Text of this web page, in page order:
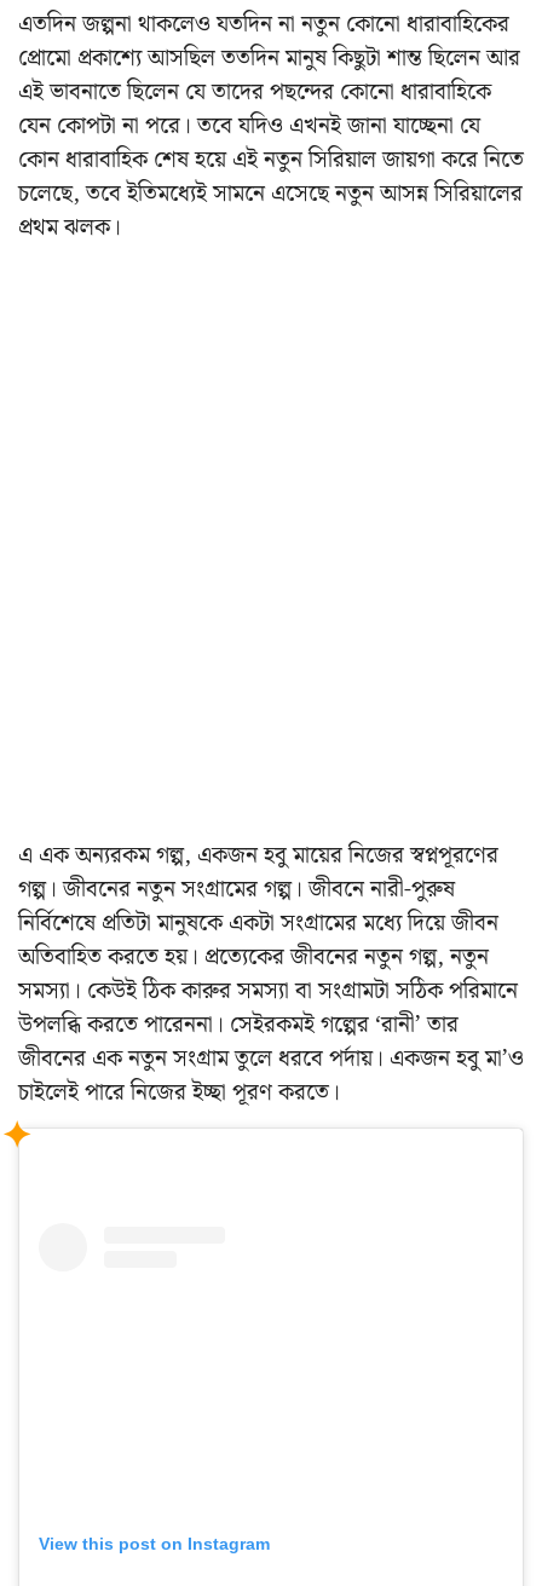
এতদিন জল্পনা থাকলেও যতদিন না নতুন কোনো ধারাবাহিকের
প্রোমো প্রকাশ্যে আসছিল ততদিন মানুষ কিছুটা শান্ত ছিলেন আর
এই ভাবনাতে ছিলেন যে তাদের পছন্দের কোনো ধারাবাহিকে
যেন কোপটা না পরে। তবে যদিও এখনই জানা যাচ্ছেনা যে
কোন ধারাবাহিক শেষ হয়ে এই নতুন সিরিয়াল জায়গা করে নিতে
চলেছে, তবে ইতিমধ্যেই সামনে এসেছে নতুন আসন্ন সিরিয়ালের
প্রথম ঝলক।
এ এক অন্যরকম গল্প, একজন হবু মায়ের নিজের স্বপ্নপূরণের
গল্প। জীবনের নতুন সংগ্রামের গল্প। জীবনে নারী-পুরুষ
নির্বিশেষে প্রতিটা মানুষকে একটা সংগ্রামের মধ্যে দিয়ে জীবন
অতিবাহিত করতে হয়। প্রত্যেকের জীবনের নতুন গল্প, নতুন
সমস্যা। কেউই ঠিক কারুর সমস্যা বা সংগ্রামটা সঠিক পরিমানে
উপলব্ধি করতে পারেননা। সেইরকমই গল্পের ‘রানী’ তার
জীবনের এক নতুন সংগ্রাম তুলে ধরবে পর্দায়। একজন হবু মা’ও
চাইলেই পারে নিজের ইচ্ছা পূরণ করতে।
View this post on Instagram